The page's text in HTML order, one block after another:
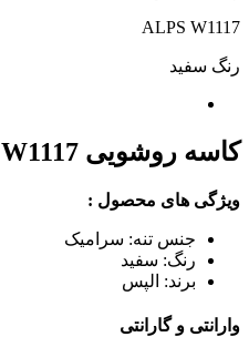
ALPS W1117
رنگ سفید
کاسه روشویی W1117 سفید
ویژگی های محصول :
جنس تنه: سرامیک
رنگ: سفید
برند: الپس
وارانتی و گارانتی